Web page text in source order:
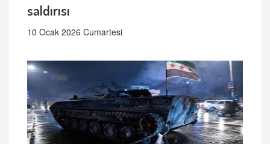
saldırısı
10 Ocak 2026 Cumartesi